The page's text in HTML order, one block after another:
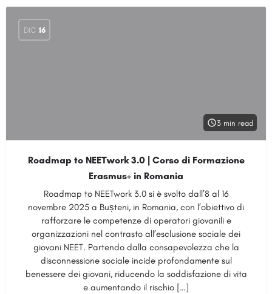
DIC 16
3 min read
Roadmap to NEETwork 3.0 | Corso di Formazione
Erasmus+ in Romania
Roadmap to NEETwork 3.0 si è svolto dall’8 al 16
novembre 2025 a Bușteni, in Romania, con l’obiettivo di
rafforzare le competenze di operatori giovanili e
organizzazioni nel contrasto all’esclusione sociale dei
giovani NEET. Partendo dalla consapevolezza che la
disconnessione sociale incide profondamente sul
benessere dei giovani, riducendo la soddisfazione di vita
e aumentando il rischio […]